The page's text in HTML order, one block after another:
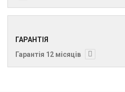
ГАРАНТІЯ
Гарантія 12 місяців